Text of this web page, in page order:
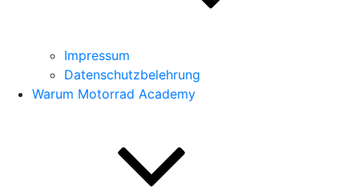
Impressum
Datenschutzbelehrung
Warum Motorrad Academy